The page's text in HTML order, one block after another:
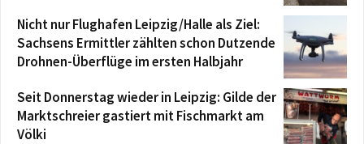
Nicht nur Flughafen Leipzig/Halle als Ziel:
Sachsens Ermittler zählten schon Dutzende
Drohnen-Überflüge im ersten Halbjahr
Seit Donnerstag wieder in Leipzig: Gilde der
Marktschreier gastiert mit Fischmarkt am
Völki